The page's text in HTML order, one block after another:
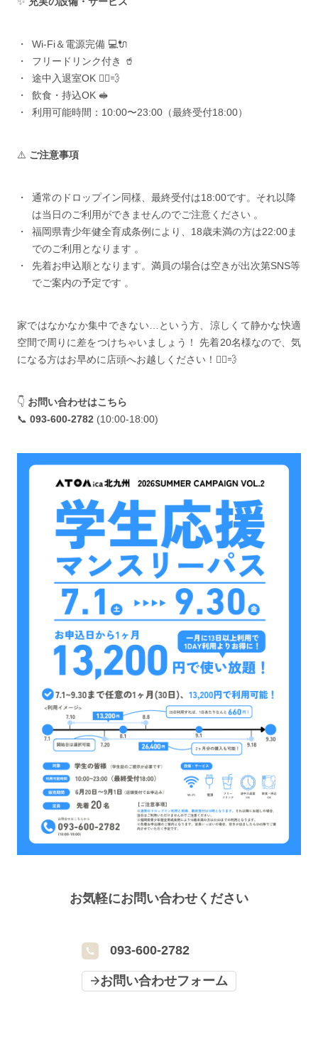
Wi-Fi＆電源完備 💻🔌
フリードリンク付き 🥤
途中入退室OK 🏃‍♂️💨
飲食・持込OK 🥪
利用可能時間：10:00〜23:00（最終受付18:00）
⚠️ ご注意事項
通常のドロップイン同様、最終受付は18:00です。それ以降
は当日のご利用ができませんのでご注意ください 。
福岡県青少年健全育成条例により、18歳未満の方は22:00ま
でのご利用となります 。
先着お申込順となります。満員の場合は空きが出次第SNS等
でご案内の予定です 。
家ではなかなか集中できない…という方、涼しくて静かな快適
空間で周りに差をつけちゃいましょう！ 先着20名様なので、気
になる方はお早めに店頭へお越しください！🏃‍♂️💨
👇 お問い合わせはこちら
📞 093-600-2782 (10:00-18:00)
お気軽にお問い合わせください
093-600-2782
お問い合わせフォーム